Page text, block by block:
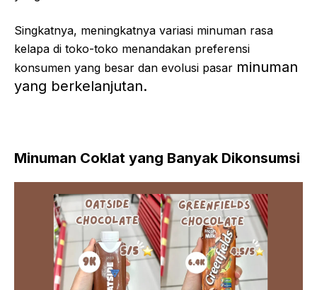
Singkatnya, meningkatnya variasi minuman rasa
kelapa di toko-toko menandakan preferensi
konsumen yang besar dan evolusi pasar minuman
yang berkelanjutan.
Minuman Coklat yang Banyak Dikonsumsi